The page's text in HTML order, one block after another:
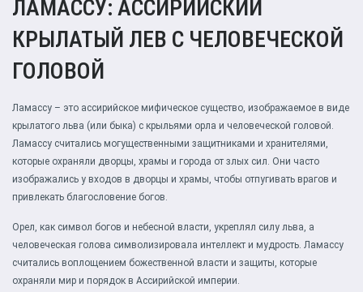
ЛАМАССУ: АССИРИЙСКИЙ
КРЫЛАТЫЙ ЛЕВ С ЧЕЛОВЕЧЕСКОЙ
ГОЛОВОЙ
Ламассу – это ассирийское мифическое существо, изображаемое в виде
крылатого льва (или быка) с крыльями орла и человеческой головой.
Ламассу считались могущественными защитниками и хранителями,
которые охраняли дворцы, храмы и города от злых сил. Они часто
изображались у входов в дворцы и храмы, чтобы отпугивать врагов и
привлекать благословение богов.
Орел, как символ богов и небесной власти, укреплял силу льва, а
человеческая голова символизировала интеллект и мудрость. Ламассу
считались воплощением божественной власти и защиты, которые
охраняли мир и порядок в Ассирийской империи.